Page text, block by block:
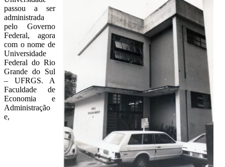
passou a ser
administrada
pelo Governo
Federal, agora
com o nome de
Universidade
Federal do Rio
Grande do Sul
– UFRGS. A
Faculdade de
Economia e
Administração
e,